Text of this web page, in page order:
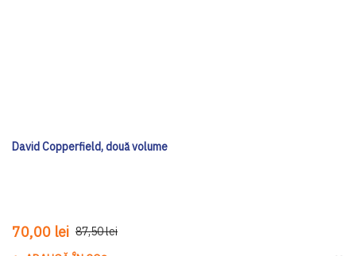
David Copperfield, două volume
70,00 lei 87,50 lei